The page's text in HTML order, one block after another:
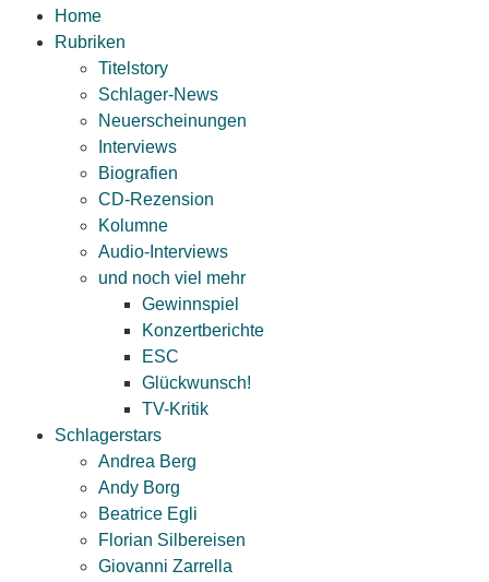
Home
Rubriken
Titelstory
Schlager-News
Neuerscheinungen
Interviews
Biografien
CD-Rezension
Kolumne
Audio-Interviews
und noch viel mehr
Gewinnspiel
Konzertberichte
ESC
Glückwunsch!
TV-Kritik
Schlagerstars
Andrea Berg
Andy Borg
Beatrice Egli
Florian Silbereisen
Giovanni Zarrella